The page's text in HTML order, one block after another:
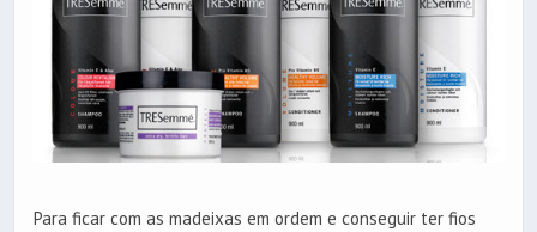
Para ficar com as madeixas em ordem e conseguir ter fios